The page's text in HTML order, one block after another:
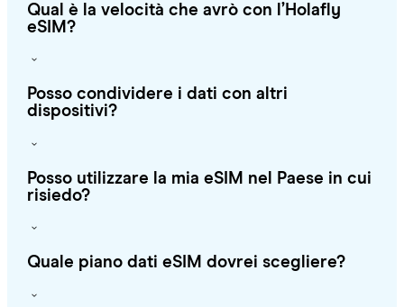
Qual è la velocità che avrò con l’Holafly
eSIM?
Posso condividere i dati con altri
dispositivi?
Posso utilizzare la mia eSIM nel Paese in cui
risiedo?
Quale piano dati eSIM dovrei scegliere?